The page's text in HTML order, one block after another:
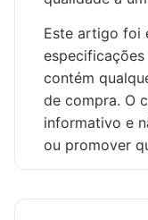
Este artigo foi
contém
de compra. O
informativo e
ou promover